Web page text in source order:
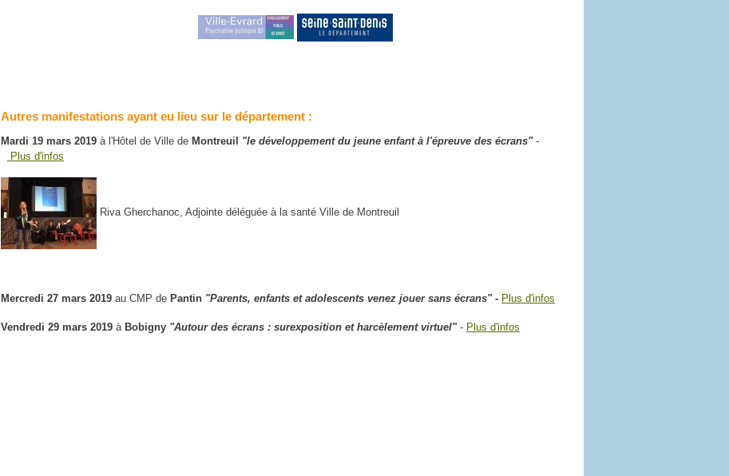
Autres manifestations ayant eu lieu sur le département :
Mardi 19 mars 2019 à l'Hôtel de Ville de Montreuil "le développement du jeune enfant à l'épreuve des écrans" -
Plus d'infos
Riva Gherchanoc, Adjointe déléguée à la santé Ville de Montreuil
Mercredi 27 mars 2019 au CMP de Pantin "Parents, enfants et adolescents venez jouer sans écrans" - Plus d'infos
Vendredi 29 mars 2019 à Bobigny "Autour des écrans : surexposition et harcèlement virtuel" - Plus d'infos